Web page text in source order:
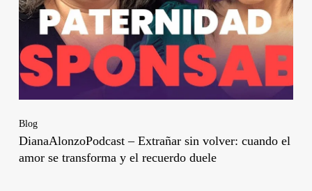
Blog
DianaAlonzoPodcast – Extrañar sin volver: cuando el
amor se transforma y el recuerdo duele